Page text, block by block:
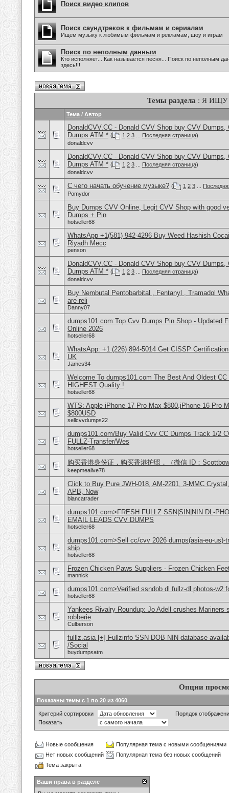
Поиск видео клипов
Поиск саундтреков к фильмам и сериалам
Ищем музыку к любимым фильмам и рекламам, шоу и играм
Поиск по неполным данным
Кто исполняет... Как называется песня... Поиск по неполным
здесь!!!
Темы раздела : Я ИЩУ
Тема / Автор
DonaldCVV.CC - Donald CVV Shop buy CVV
Dumps ATM * ( 1 2 3 Последняя страница)
donaldcvv
DonaldCVV.CC - Donald CVV Shop buy CVV
Dumps ATM * ( 1 2 3 Последняя страница)
donaldcvv
С чего начать обучение музыке? ( 1 2 3
Pomydor
Buy Dumps CVV Online, Legit CVV Shop with good
Dumps + Pin
hotseller68
WhatsApp +1(581) 942-4296 Buy Weed Hashish
Riyadh Mecc
penson
DonaldCVV.CC - Donald CVV Shop buy CVV
Dumps ATM * ( 1 2 3 Последняя страница)
donaldcvv
Buy Nembutal Pentobarbital , Fentanyl , Tramadol
are reli
Danny07
dumps101.com:Top Cvv Dumps Pin Shop - Updated
Online 2026
hotseller68
WhatsApp: +1 (226) 894-5014​ Get CISSP
UK
James34
Welcome To dumps101.com The Best And Oldest
HIGHEST Quality !
hotseller68
WTS: Apple iPhone 17 Pro Max $800,iPhone 16 Pro
$800USD
sellcvvdumps22
dumps101.com/Buy Valid Cvv CC Dumps Track 1/2
FULLZ-Transfer/Wes
hotseller68
购买香港身份证，购买香港护照，（微信 ID：
keepmealive78
Click to Buy Pure JWH-018, AM-2201, 3-MMC
APB, Now
blancatrader
dumps101.com>FRESH FULLZ SSN|SIN|NIN DL-
EMAIL LEADS CVV DUMPS
hotseller68
dumps101.com>Sell cc/cvv 2026 dumps(asia-eu-us)-
ship
hotseller68
Frozen Chicken Paws Suppliers - Frozen Chicken
mannick
dumps101.com>Verified ssndob dl fullz-dl photos-w2
hotseller68
Yankees Rivalry Roundup: Jo Adell crushes Mariners
robberie
Culberson
fulllz.asia [+] Fullzinfo SSN DOB NIN database
/Social
buydumpsatm
Опции
Показаны темы с 1 по 20 из 4060
Критерий сортировки
Порядок
Показать
Новые сообщения
Популярная тема с новыми сообщениями
Нет новых сообщений
Популярная тема без новых сообщений
Тема закрыта
Ваши права в разделе